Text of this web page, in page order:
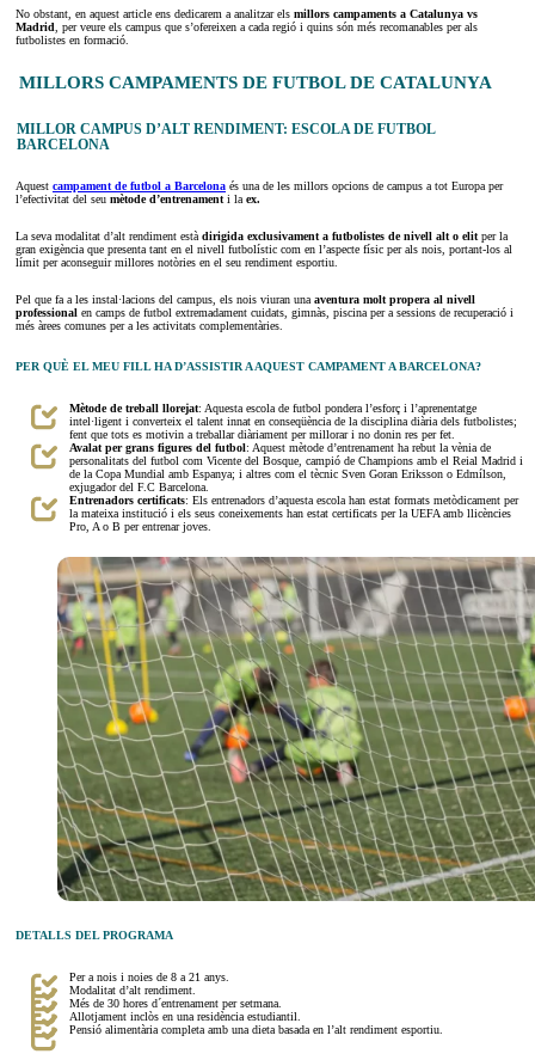
No obstant, en aquest article ens dedicarem a analitzar els millors campaments a Catalunya vs
Madrid , per veure els campus que s’ofereixen a cada regió i quins són més recomanables per als
futbolistes en formació.
MILLORS CAMPAMENTS DE FUTBOL DE CATALUNYA
MILLOR CAMPUS D’ALT RENDIMENT: ESCOLA DE FUTBOL
BARCELONA
Aquest campament de futbol a Barcelona és una de les millors opcions de campus a tot Europa per
l’efectivitat del seu mètode d’entrenament i la ex.
La seva modalitat d’alt rendiment està dirigida exclusivament a futbolistes de nivell alt o elit per la
gran exigència que presenta tant en el nivell futbolístic com en l’aspecte físic per als nois, portant-los al
límit per aconseguir millores notòries en el seu rendiment esportiu.
Pel que fa a les instal·lacions del campus, els nois viuran una aventura molt propera al nivell
professional en camps de futbol extremadament cuidats, gimnàs, piscina per a sessions de recuperació i
més àrees comunes per a les activitats complementàries.
PER QUÈ EL MEU FILL HA D’ASSISTIR A AQUEST CAMPAMENT A BARCELONA?
Mètode de treball llorejat: Aquesta escola de futbol pondera l’esforç i l’aprenentatge
intel·ligent i converteix el talent innat en conseqüència de la disciplina diària dels futbolistes;
fent que tots es motivin a treballar diàriament per millorar i no donin res per fet.
Avalat per grans figures del futbol: Aquest mètode d’entrenament ha rebut la vènia de
personalitats del futbol com Vicente del Bosque, campió de Champions amb el Reial Madrid i
de la Copa Mundial amb Espanya; i altres com el tècnic Sven Goran Eriksson o Edmílson,
exjugador del F.C Barcelona.
Entrenadors certificats: Els entrenadors d’aquesta escola han estat formats metòdicament per
la mateixa institució i els seus coneixements han estat certificats per la UEFA amb llicències
Pro, A o B per entrenar joves.
DETALLS DEL PROGRAMA
Per a nois i noies de 8 a 21 anys.
Modalitat d’alt rendiment.
Més de 30 hores d´entrenament per setmana.
Allotjament inclòs en una residència estudiantil.
Pensió alimentària completa amb una dieta basada en l’alt rendiment esportiu.